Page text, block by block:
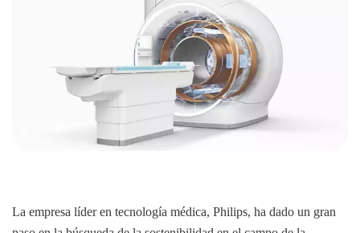
La empresa líder en tecnología médica, Philips, ha dado un gran